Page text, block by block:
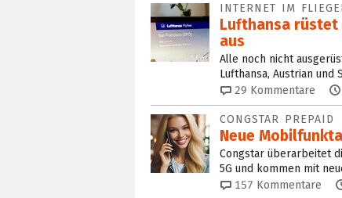
INTERNET IM
Lufthansa rüstet
aus
Alle noch nicht
Lufthansa, Austrian und
29 Kommentare
CONGSTAR PREPAID
Neue
Congstar überarbeitet
5G und kommen mit
157 Kommentare